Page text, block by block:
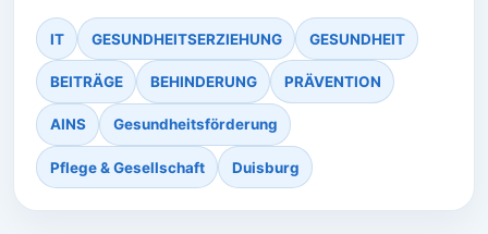
IT GESUNDHEITSERZIEHUNG GESUNDHEIT
BEITRÄGE BEHINDERUNG PRÄVENTION
AINS Gesundheitsförderung
Pflege & Gesellschaft Duisburg